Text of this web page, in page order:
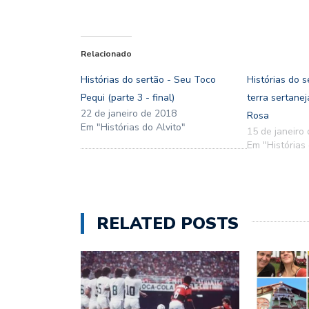
Relacionado
Histórias do sertão - Seu Toco
Pequi (parte 3 - final)
22 de janeiro de 2018
Em "Histórias do Alvito"
Histórias do
terra
Rosa
15 de janeiro
Em
RELATED POSTS